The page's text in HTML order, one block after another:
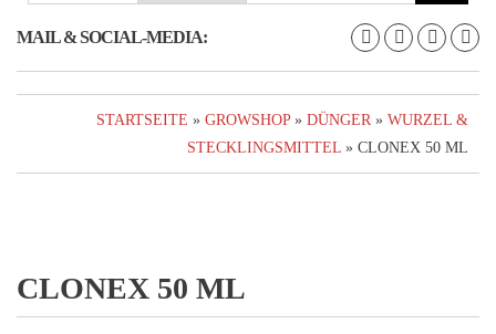
MAIL & SOCIAL-MEDIA:
STARTSEITE » GROWSHOP» DÜNGER » WURZEL &
STECKLINGSMITTEL » CLONEX 50 ML
CLONEX 50 ML